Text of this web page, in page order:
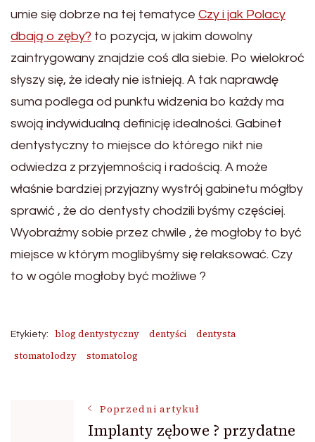
umie się dobrze na tej tematyce Czy i jak Polacy
dbają o zęby? to pozycja, w jakim dowolny
zaintrygowany znajdzie coś dla siebie. Po wielokroć
słyszy się, że ideały nie istnieją. A tak naprawdę
suma podlega od punktu widzenia bo każdy ma
swoją indywidualną definicję idealności. Gabinet
dentystyczny to miejsce do którego nikt nie
odwiedza z przyjemnością i radością. A może
właśnie bardziej przyjazny wystrój gabinetu mógłby
sprawić , że do dentysty chodzili byśmy częściej.
Wyobraźmy sobie przez chwile , że mogłoby to być
miejsce w którym moglibyśmy się relaksować. Czy
to w ogóle mogłoby być możliwe ?
Etykiety: blog dentystyczny dentyści
dentysta
stomatolodzy
stomatolog
NawigacjaPoprzedni artykuł
Implanty zębowe ? przydatne